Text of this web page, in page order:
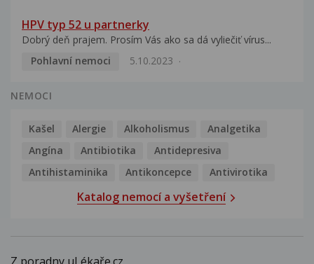
HPV typ 52 u partnerky
Dobrý deň prajem. Prosím Vás ako sa dá vyliečiť vírus...
Pohlavní nemoci
5.10.2023
NEMOCI
Kašel Alergie Alkoholismus
Analgetika
Angína
Antibiotika
Antidepresiva
Antihistaminika
Antikoncepce Antivirotika
Katalog nemocí a vyšetření